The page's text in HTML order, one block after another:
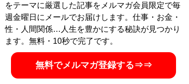
をテーマに厳選した記事をメルマガ会員限定で毎
週金曜日にメールでお届けします。仕事・お金・
性・人間関係…人生を豊かにする秘訣が見つかり
ます。無料・10秒で完了です。
無料でメルマガ登録する⇒⇒